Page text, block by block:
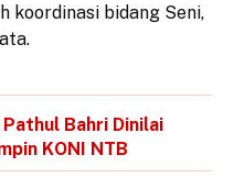
koordinasi bidang Seni,
Bahri Dinilai
KONI NTB